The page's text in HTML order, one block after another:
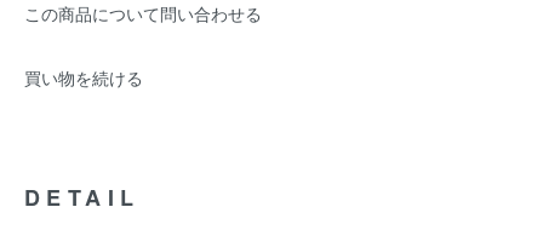
この商品について問い合わせる
買い物を続ける
DETAIL